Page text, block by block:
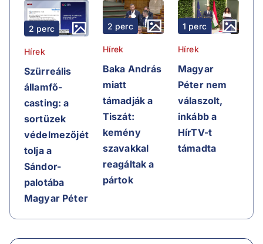
2 perc
Hírek
Szürreális
államfő-
casting: a
sortüzek
védelmezőjét
tolja a
Sándor-
palotába
Magyar Péter
2 perc
Hírek
Baka András
miatt
támadják a
Tiszát:
kemény
szavakkal
reagáltak a
pártok
1 perc
Hírek
Magyar
Péter nem
válaszolt,
inkább a
HírTV-t
támadta